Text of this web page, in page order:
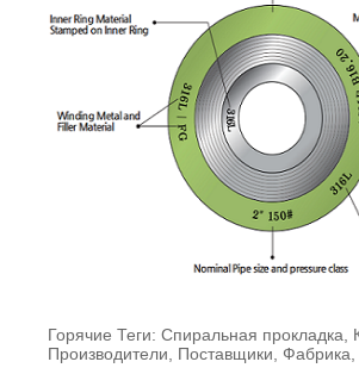
Горячие Теги: Спиральная прокладка,
Производители, Поставщики,